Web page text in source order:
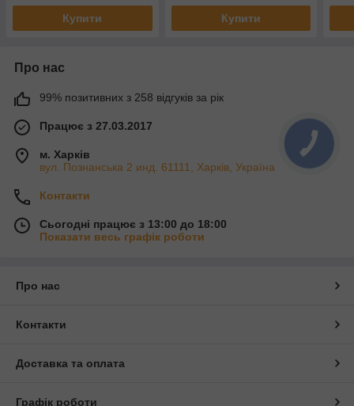
Купити Купити
Про нас
99% позитивних з 258 відгуків за рік
Працює з 27.03.2017
м. Харків
вул. Познанська 2 инд. 61111, Харків, Україна
Контакти
Сьогодні працює з 13:00 до 18:00
Показати весь графік роботи
Про нас
Контакти
Доставка та оплата
Графік роботи